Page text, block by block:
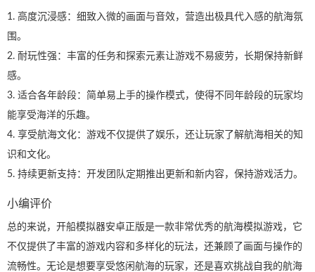
1. 高度沉浸感：细致入微的画面与音效，营造出极具代入感的航海氛
围。
2. 耐玩性强：丰富的任务和探索元素让游戏不易疲劳，长期保持新鲜
感。
3. 适合各年龄段：简单易上手的操作模式，使得不同年龄段的玩家均
能享受海洋的乐趣。
4. 享受航海文化：游戏不仅提供了娱乐，还让玩家了解航海相关的知
识和文化。
5. 持续更新支持：开发团队定期推出更新和新内容，保持游戏活力。
小编评价
总的来说，开船模拟器安卓正版是一款非常优秀的航海模拟游戏，它
不仅提供了丰富的游戏内容和多样化的玩法，还兼顾了画面与操作的
流畅性。无论是想要享受悠闲航海的玩家，还是喜欢挑战自我的航海